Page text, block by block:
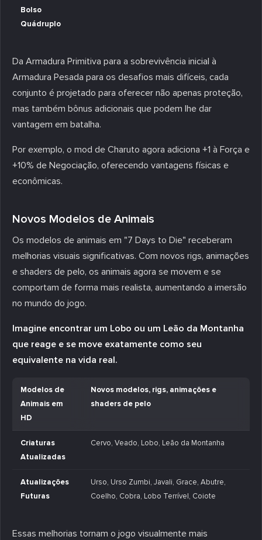
Bolso
Quádruplo
Da Armadura Primitiva para a sobrevivência inicial à
Armadura Pesada para os desafios mais difíceis, cada
conjunto é projetado para oferecer não apenas proteção,
mas também bônus adicionais que podem lhe dar
vantagem em batalha.
Por exemplo, o mod de Charuto agora adiciona +1 à Força e
+10% de Negociação, oferecendo vantagens físicas e
econômicas.
Novos Modelos de Animais
Os modelos de animais em "7 Days to Die" receberam
melhorias visuais significativas. Com novos rigs, animações
e shaders de pelo, os animais agora se movem e se
comportam de forma mais realista, aumentando a imersão
no mundo do jogo.
Imagine encontrar um Lobo ou um Leão da Montanha
que reage e se move exatamente como seu
equivalente na vida real.
Modelos de
Animais em
HD
Novos modelos, rigs, animações e
shaders de pelo
Criaturas
Atualizadas
Cervo, Veado, Lobo, Leão da Montanha
Atualizações
Futuras
Urso, Urso Zumbi, Javali, Grace, Abutre,
Coelho, Cobra, Lobo Terrível, Coiote
Essas melhorias tornam o jogo visualmente mais